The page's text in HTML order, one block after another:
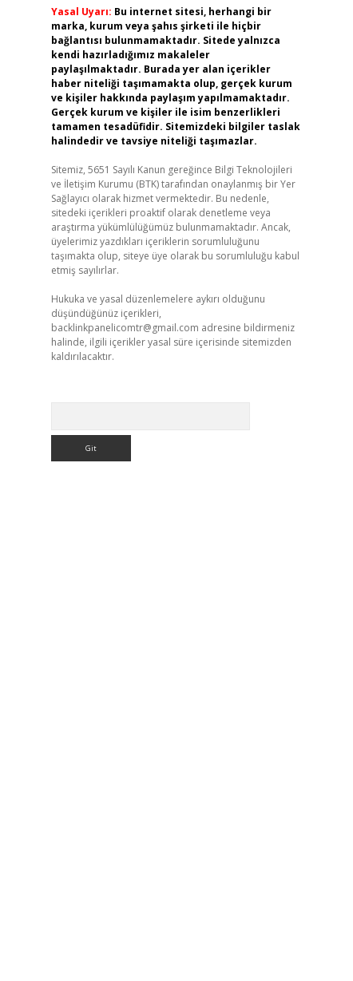
Yasal Uyarı: Bu internet sitesi, herhangi bir
marka, kurum veya şahıs şirketi ile hiçbir
bağlantısı bulunmamaktadır. Sitede yalnızca
kendi hazırladığımız makaleler
paylaşılmaktadır. Burada yer alan içerikler
haber niteliği taşımamakta olup, gerçek kurum
ve kişiler hakkında paylaşım yapılmamaktadır.
Gerçek kurum ve kişiler ile isim benzerlikleri
tamamen tesadüfidir. Sitemizdeki bilgiler taslak
halindedir ve tavsiye niteliği taşımazlar.
Sitemiz, 5651 Sayılı Kanun gereğince Bilgi Teknolojileri
ve İletişim Kurumu (BTK) tarafından onaylanmış bir Yer
Sağlayıcı olarak hizmet vermektedir. Bu nedenle,
sitedeki içerikleri proaktif olarak denetleme veya
araştırma yükümlülüğümüz bulunmamaktadır. Ancak,
üyelerimiz yazdıkları içeriklerin sorumluluğunu
taşımakta olup, siteye üye olarak bu sorumluluğu kabul
etmiş sayılırlar.
Hukuka ve yasal düzenlemelere aykırı olduğunu
düşündüğünüz içerikleri,
backlinkpanelicomtr@gmail.com adresine bildirmeniz
halinde, ilgili içerikler yasal süre içerisinde sitemizden
kaldırılacaktır.